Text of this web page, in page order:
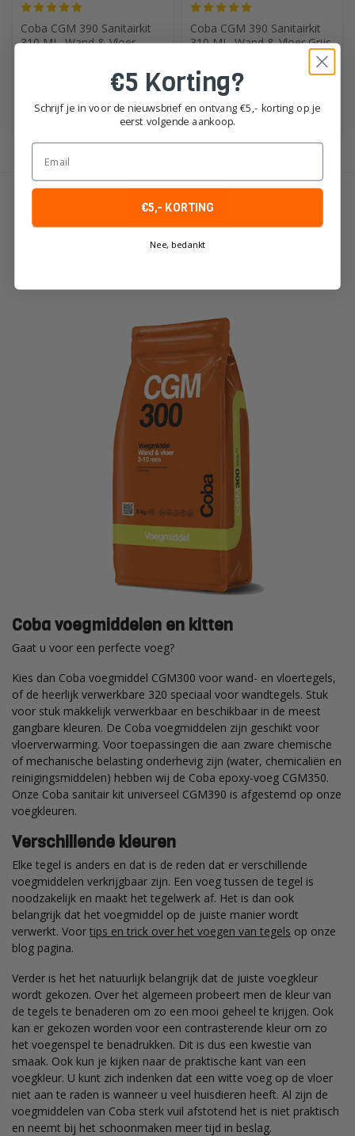
Coba CGM 390 Sanitairkit
310 ML. Wand & Vloer
Coba CGM 390 Sanitairkit
310 ML. Wand & Vloer Grijs
€14,80
Op voorraad
Toon meer
Coba voegmiddelen en kitten
Gaat u voor een perfecte voeg?
Kies dan Coba voegmiddel CGM300 voor wand- en vloertegels,
of de heerlijk verwerkbare 320 speciaal voor wandtegels. Stuk
voor stuk makkelijk verwerkbaar en beschikbaar in de meest
gangbare kleuren. De Coba voegmiddelen zijn geschikt voor
vloerverwarming. Voor toepassingen die aan zware chemische
of mechanische belasting onderhevig zijn (water, chemicaliën en
reinigingsmiddelen) hebben wij de Coba epoxy-voeg CGM350.
Onze Coba sanitair kit universeel CGM390 is afgestemd op onze
voegkleuren.
Verschillende kleuren
Elke tegel is anders en dat is de reden dat er verschillende
voegmiddelen verkrijgbaar zijn. Een voeg tussen de tegel is
noodzakelijk en maakt het tegelwerk af. Het is dan ook
belangrijk dat het voegmiddel op de juiste manier wordt
verwerkt. Voor tips en trick over het voegen van tegels op onze
blog pagina.
Verder is het het natuurlijk belangrijk dat de juiste voegkleur
wordt gekozen. Over het algemeen probeert men de kleur van
de tegels te benaderen om zo een mooi geheel te krijgen. Ook
kan er gekozen worden voor een contrasterende kleur om zo
het voegenspel te benadrukken. Dit is dus een kwestie van
smaak. Ook kun je kijken naar de praktische kant van een
voegkleur. U kunt zich indenken dat een witte voeg op de vloer
niet aan te raden is wanneer u veel huisdieren heeft. Al zijn de
voegmiddelen van Coba sterk vuil afstotend het is niet praktisch
en neemt bij het schoonmaken meer tijd in beslag.
€5 Korting?
Schrijf je in voor de nieuwsbrief en ontvang €5,- korting op je
eerst volgende aankoop.
Email
€5,- KORTING
Nee, bedankt